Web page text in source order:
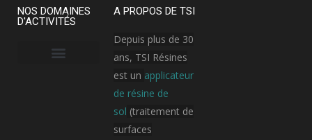
NOS DOMAINES
D'ACTIVITÉS
A PROPOS DE TSI
Depuis plus de 30
ans, TSI Résines
est un applicateur
de résine de
sol (traitement de
surfaces